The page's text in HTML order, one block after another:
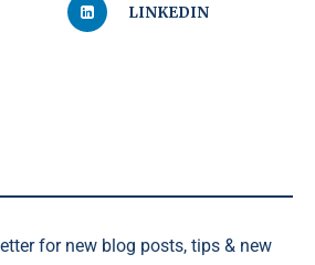
LINKEDIN
for new blog posts, tips & new